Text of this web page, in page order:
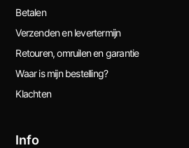
Betalen
Verzenden en levertermijn
Retouren, omruilen en garantie
Waar is mijn bestelling?
Klachten
Info